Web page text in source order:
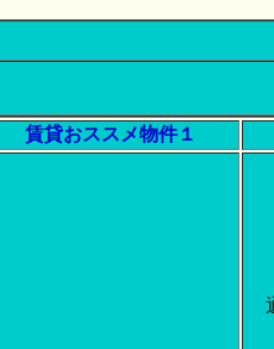
賃貸おススメ物件１